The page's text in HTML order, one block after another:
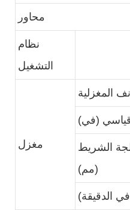
محاور
نظام
التشغيل
مغزل
المغزلية
(في)
الشريط
(مم)
الدقيقة)